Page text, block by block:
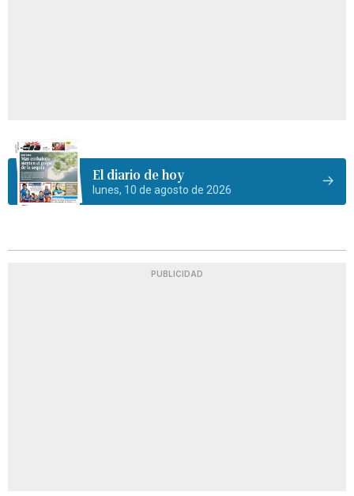
El diario de hoy
lunes, 10 de agosto de 2026
PUBLICIDAD